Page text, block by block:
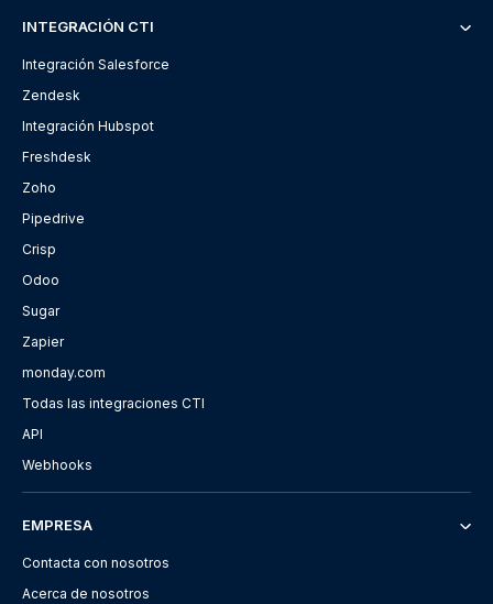
INTEGRACIÓN CTI
Integración Salesforce
Zendesk
Integración Hubspot
Freshdesk
Zoho
Pipedrive
Crisp
Odoo
Sugar
Zapier
monday.com
Todas las integraciones CTI
API
Webhooks
EMPRESA
Contacta con nosotros
Acerca de nosotros